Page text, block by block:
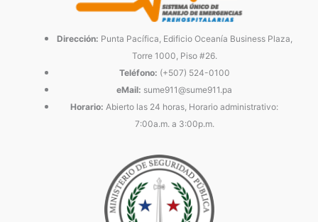
Dirección: Punta Pacífica, Edificio Oceanía Business Plaza,
Torre 1000, Piso #26.
Teléfono: (+507) 524-0100
eMail: sume911@sume911.pa
Horario: Abierto las 24 horas, Horario administrativo:
7:00a.m. a 3:00p.m.